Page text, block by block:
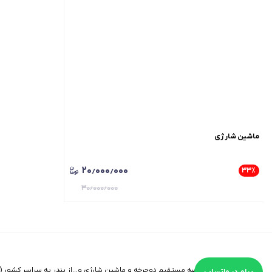
ماشین شارژی
۳۳٪ ۲۰٫۰۰۰٫۰۰۰
۳۰٫۰۰۰٫۰۰۰
©۱۴۰۵ -واردات و عرضه مستقیم دوچرخه و ماشین شارژی و...از بندر به سراسر کشور